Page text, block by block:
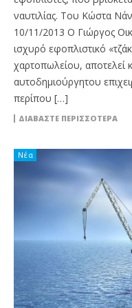
ναυτιλίας. Του Κώστα
10/11/2013 Ο Γιώργος
ισχυρό εφοπλιστικό
χαρτοπωλείου, αποτελεί
αυτοδημιούργητου
περίπου […]
ΔΙΑΒΆΣΤΕ ΠΕΡΙΣΣΌΤΕΡΑ
Νέα